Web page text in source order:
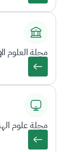
مجلة العلوم
مجلة علوم